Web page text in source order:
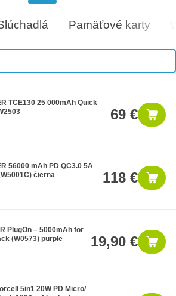
Pamäťové karty
search
TCE130 25 000mAh Quick
69 €
56000 mAh PD QC3.0 5A
čierna
118 €
PlugOn – 5000mAh for
(W0573) purple
19,90 €
5in1 20W PD Micro/